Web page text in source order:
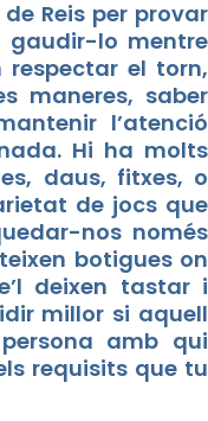
Reis per provar
gaudir-lo mentre
el torn,
maneres, saber
l’atenció
Hi ha molts
daus, fitxes, o
de jocs que
nos només
botigues on
deixen tastar i
millor si aquell
amb qui
requisits que tu